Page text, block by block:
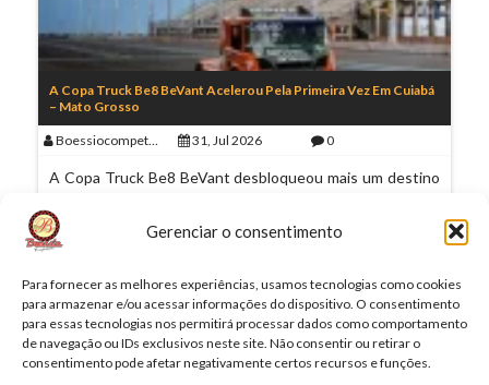
Gerenciar o consentimento
Para fornecer as melhores experiências, usamos tecnologias como cookies
para armazenar e/ou acessar informações do dispositivo. O consentimento
para essas tecnologias nos permitirá processar dados como comportamento
de navegação ou IDs exclusivos neste site. Não consentir ou retirar o
consentimento pode afetar negativamente certos recursos e funções.
A Copa Truck Be8 BeVant Acelerou Pela Primeira Vez Em Cuiabá
– Mato Grosso
Boessiocompeticoes 31, Jul 2026 0
A Copa Truck Be8 BeVant desbloqueou mais um destino
em Cuiabá, no Autódromo Internacional de Mato Grosso,
palco de uma…
Read More
1 2 3 … 290 Next